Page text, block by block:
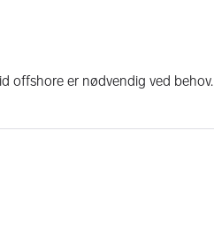
offshore er nødvendig ved behov.